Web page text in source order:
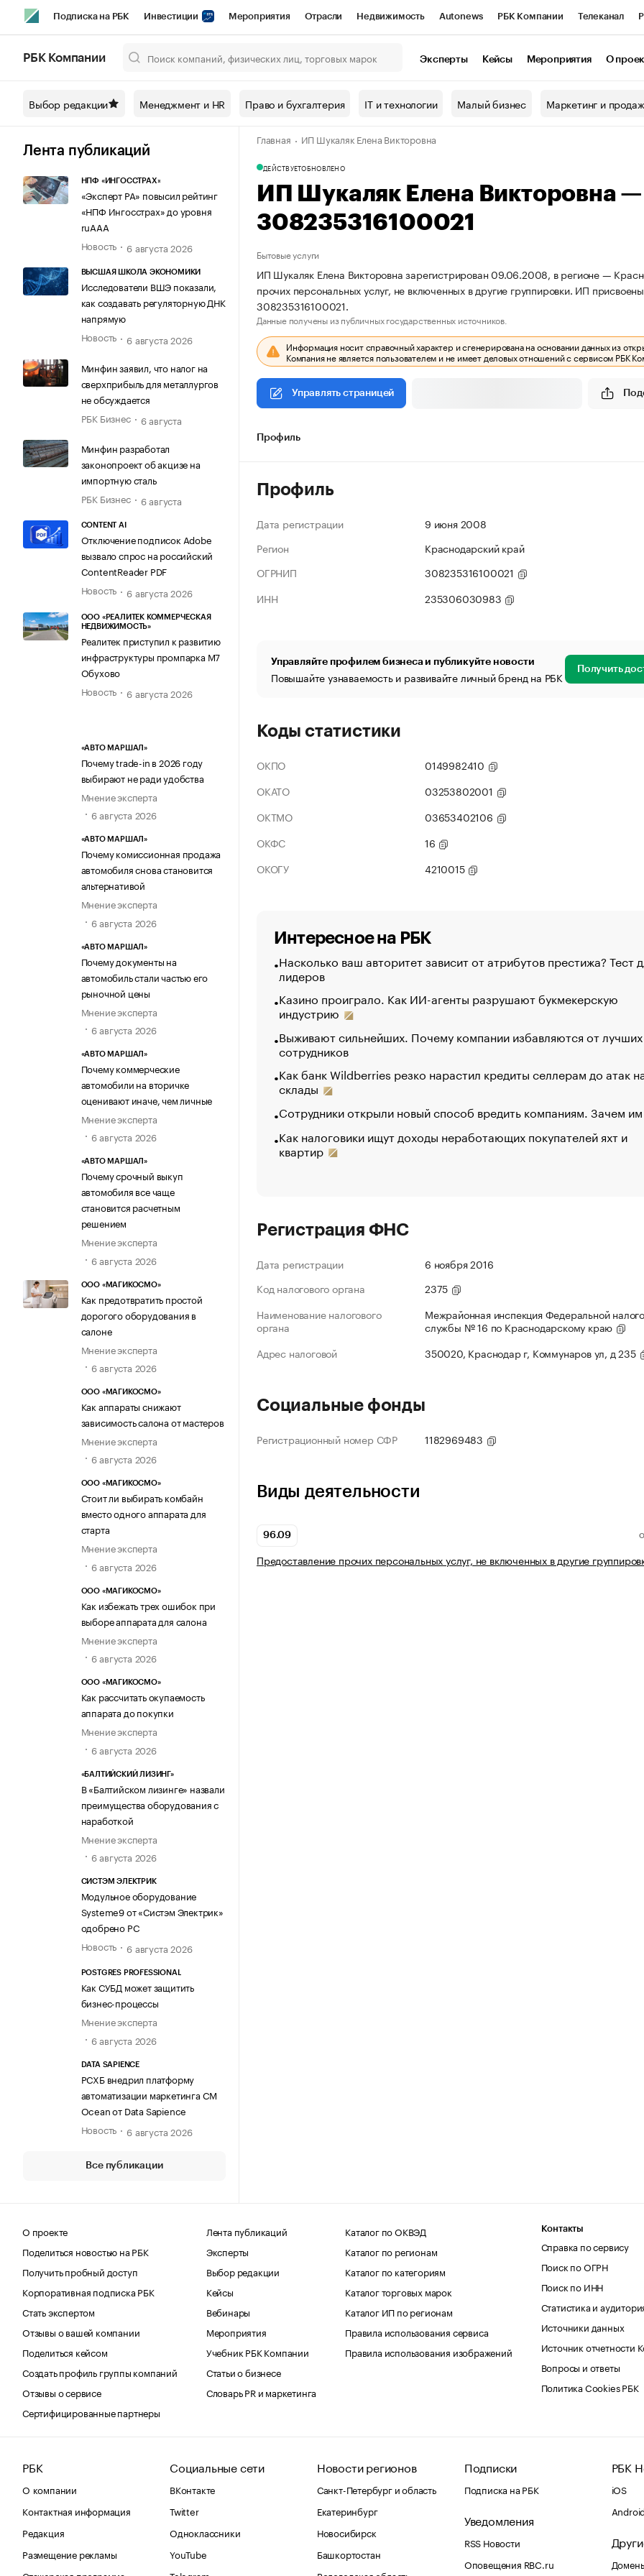
Подписка на РБК Инвестиции Мероприятия Отрасли Недвижимость Autonews РБК Компании Телеканал
Спецпроекты СПб Конференции СПб Спецпроекты Проверка контрагентов
Технологии и медиа Рынок наличной валюты
РБК Компании Эксперты Кейсы Мероприятия О
Выбор редакции Менеджмент и HR Право и бухгалтерия IT и технологии Малый бизнес Маркетинг и
Лента публикаций
НПФ «ИНГОССТРАХ»
«Эксперт РА» повысил рейтинг
«НПФ Ингосстрах» до уровня
ruAAA
Новость
6 августа 2026
ВЫСШАЯ ШКОЛА ЭКОНОМИКИ
Исследователи ВШЭ показали,
как создавать регуляторную ДНК
напрямую
Новость
6 августа 2026
Минфин заявил, что налог на
сверхприбыль для металлургов
не обсуждается
РБК Бизнес
6 августа
Минфин разработал
законопроект об акцизе на
импортную сталь
РБК Бизнес
6 августа
CONTENT AI
Отключение подписок Adobe
вызвало спрос на российский
ContentReader PDF
Новость
6 августа 2026
ООО «РЕАЛИТЕК КОММЕРЧЕСКАЯ
НЕДВИЖИМОСТЬ»
Реалитек приступил к развитию
инфраструктуры промпарка М7
Обухово
Новость
6 августа 2026
«АВТО МАРШАЛ»
Почему trade-in в 2026 году
выбирают не ради удобства
Мнение эксперта
6 августа 2026
«АВТО МАРШАЛ»
Почему комиссионная продажа
автомобиля снова становится
альтернативой
Мнение эксперта
6 августа 2026
«АВТО МАРШАЛ»
Почему документы на
автомобиль стали частью его
рыночной цены
Мнение эксперта
6 августа 2026
«АВТО МАРШАЛ»
Почему коммерческие
автомобили на вторичке
оценивают иначе, чем личные
Мнение эксперта
6 августа 2026
«АВТО МАРШАЛ»
Почему срочный выкуп
автомобиля все чаще
становится расчетным
решением
Мнение эксперта
6 августа 2026
ООО «МАГИКОСМО»
Как предотвратить простой
дорогого оборудования в
салоне
Мнение эксперта
6 августа 2026
ООО «МАГИКОСМО»
Как аппараты снижают
зависимость салона от мастеров
Мнение эксперта
6 августа 2026
ООО «МАГИКОСМО»
Стоит ли выбирать комбайн
вместо одного аппарата для
старта
Мнение эксперта
6 августа 2026
ООО «МАГИКОСМО»
Как избежать трех ошибок при
выборе аппарата для салона
Мнение эксперта
6 августа 2026
ООО «МАГИКОСМО»
Как рассчитать окупаемость
аппарата до покупки
Мнение эксперта
6 августа 2026
«БАЛТИЙСКИЙ ЛИЗИНГ»
В «Балтийском лизинге» назвали
преимущества оборудования с
наработкой
Мнение эксперта
6 августа 2026
СИСТЭМ ЭЛЕКТРИК
Модульное оборудование
Systeme9 от «Систэм Электрик»
одобрено РС
Новость
6 августа 2026
POSTGRES PROFESSIONAL
Как СУБД может защитить
бизнес-процессы
Мнение эксперта
6 августа 2026
DATA SAPIENCE
РСХБ внедрил платформу
автоматизации маркетинга CM
Ocean от Data Sapience
Новость
6 августа 2026
Все публикации
Главная ИП Шукаляк Елена Викторовна
ДЕЙСТВУЕТОБНОВЛЕНО
ИП Шукаляк Елена Викторовна
308235316100021
Бытовые услуги
ИП Шукаляк Елена Викторовна зарегистрирован 09.06.2008, в регионе —
прочих персональных услуг, не включенных в другие группировки. ИП
308235316100021.
Данные получены из публичных государственных источников.
Информация носит справочный характер и сгенерирована на основании данных из
Компания не является пользователем и не имеет деловых отношений с сервисом РБК
Управлять страницей
Профиль
Профиль
Дата регистрации
9 июня 2008
Регион
Краснодарский край
ОГРНИП
308235316100021
ИНН
235306030983
Управляйте профилем бизнеса и публикуйте новости
Повышайте узнаваемость и развивайте личный бренд на РБК Получить
Коды статистики
ОКПО
0149982410
ОКАТО
03253802001
ОКТМО
03653402106
ОКФС
16
ОКОГУ
4210015
Интересное на РБК
Насколько ваш авторитет зависит от атрибутов престижа? Тест
лидеров
Казино проиграло. Как ИИ-агенты разрушают букмекерскую
индустрию
Выживают сильнейших. Почему компании избавляются от лучших
сотрудников
Как банк Wildberries резко нарастил кредиты селлерам до атак
склады
Сотрудники открыли новый способ вредить компаниям. Зачем
Как налоговики ищут доходы неработающих покупателей яхт и
квартир
Регистрация ФНС
Дата регистрации
6 ноября 2016
Код налогового органа
2375
Наименование налогового
органа
Межрайонная инспекция Федеральной
службы № 16 по Краснодарскому краю
Адрес налоговой
350020, Краснодар г, Коммунаров ул, д 235
Социальные фонды
Регистрационный номер СФР 1182969483
Виды деятельности
96.09
Предоставление прочих персональных услуг, не включенных в другие
О проекте
Поделиться новостью на РБК
Получить пробный доступ
Корпоративная подписка РБК
Стать экспертом
Отзывы о вашей компании
Поделиться кейсом
Создать профиль группы компаний
Отзывы о сервисе
Сертифицированные партнеры
Лента публикаций
Эксперты
Выбор редакции
Кейсы
Вебинары
Мероприятия
Учебник РБК Компании
Статьи о бизнесе
Словарь PR и маркетинга
Каталог по ОКВЭД
Каталог по регионам
Каталог по категориям
Каталог торговых марок
Каталог ИП по регионам
Правила использования сервиса
Правила использования изображений
Контакты
Справка по сервису
Поиск по ОГРН
Поиск по ИНН
Статистика и
Источники данных
Источник отчетности
Вопросы и ответы
Политика Cookies РБК
РБК
О компании
Контактная информация
Редакция
Размещение рекламы
Социальные сети
ВКонтакте
Twitter
Одноклассники
YouTube
Новости регионов
Санкт-Петербург и область
Екатеринбург
Новосибирск
Башкортостан
Подписки
Подписка на РБК
Уведомления
RSS Новости
Оповещения RBC.ru
РБК
iOS